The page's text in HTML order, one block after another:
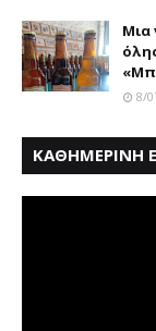
8/
ΚΑΘΗΜΕΡΙΝΗ